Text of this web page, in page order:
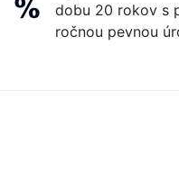
dobu 20 rokov s
ročnou pevnou